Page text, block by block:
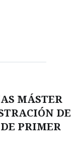
MÁSTER
DE
PRIMER